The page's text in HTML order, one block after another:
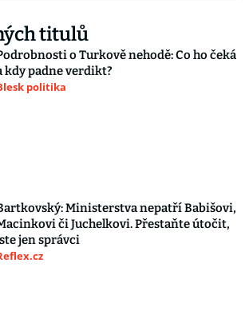
titulů
o Turkově nehodě: Co ho čeká
kdy padne verdikt?
politika
Ministerstva nepatří Babišovi,
či Juchelkovi. Přestaňte útočit,
jen správci